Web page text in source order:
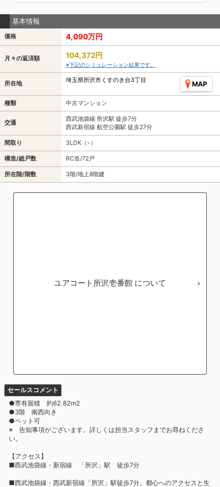
基本情報
価格 4,090万円
月々の返済額 104,372円
※下記のシミュレーション結果です。
所在地 埼玉県所沢市くすのき台3丁目
MAP
種類 中古マンション
交通
西武池袋線 所沢駅 徒歩7分
西武新宿線 航空公園駅 徒歩27分
間取り 3LDK（-）
構造/総戸数 RC造/72戸
所在階/階数 3階/地上8階建
ユアコート所沢壱番館
セールスコメント
●専有面積 約62.82m2
●3階 南西向き
●ペット可
※ 告知事項がございます。詳しくは担当スタッフまでお尋ねくださ
い。
【アクセス】
■西武池袋線・新宿線 「所沢」駅 徒歩7分
■西武池袋線・西武新宿線「所沢」駅徒歩7分。都心へのアクセスと生